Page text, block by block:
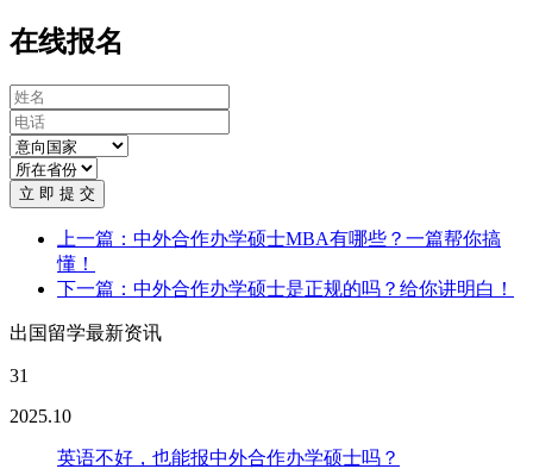
在线报名
立 即 提 交
上一篇：中外合作办学硕士MBA有哪些？一篇帮你搞
懂！
下一篇：中外合作办学硕士是正规的吗？给你讲明白！
出国留学最新资讯
31
2025.10
英语不好，也能报中外合作办学硕士吗？